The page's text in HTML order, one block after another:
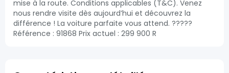
mise à la route. Conditions applicables (T&C). Venez
nous rendre visite dès aujourd’hui et découvrez la
différence ! La voiture parfaite vous attend. ?????
Référence : 91868 Prix actuel : 299 900 R